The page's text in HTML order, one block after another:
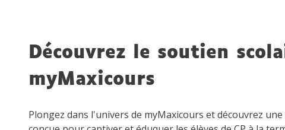
Découvrez le soutien
myMaxicours
Plongez dans l'univers de myMaxicours et découvrez